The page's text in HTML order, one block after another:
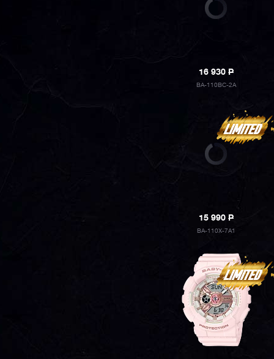
16 930P
BA-110BC-2A
15 990P
BA-110X-7A1